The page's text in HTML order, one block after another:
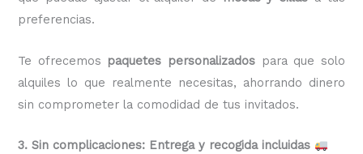
preferencias.
Te ofrecemos paquetes personalizados para que solo
alquiles lo que realmente necesitas, ahorrando dinero
sin comprometer la comodidad de tus invitados.
3. Sin complicaciones: Entrega y recogida incluidas